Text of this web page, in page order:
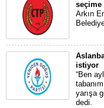
Arkın
istiyor
“Ben
yarışa
dedi.